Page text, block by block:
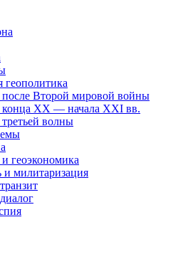
геополитика
после Второй мировой войны
конца XX — начала XXI вв.
волны
геоэкономика
и милитаризация